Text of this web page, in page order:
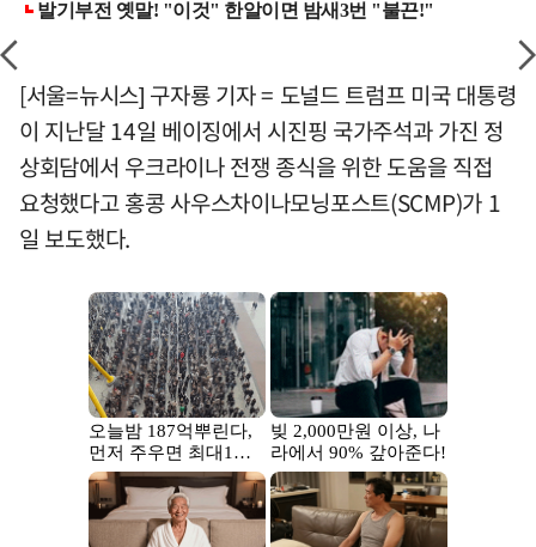
[서울=뉴시스] 구자룡 기자 = 도널드 트럼프 미국 대통령
이 지난달 14일 베이징에서 시진핑 국가주석과 가진 정
상회담에서 우크라이나 전쟁 종식을 위한 도움을 직접
요청했다고 홍콩 사우스차이나모닝포스트(SCMP)가 1
일 보도했다.